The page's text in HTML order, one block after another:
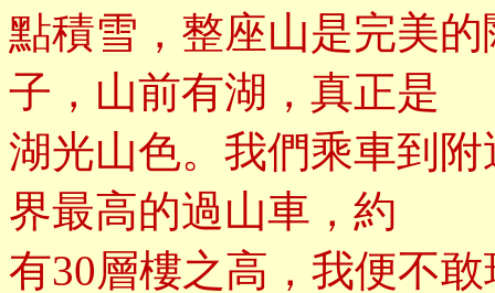
點積雪，整座山是完美
子，山前有湖，真正是
湖光山色。我們乘車到
界最高的過山車，約
有30層樓之高，我便不